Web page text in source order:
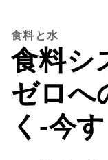
食料と水
食料シ
ゼロへ
く‐今